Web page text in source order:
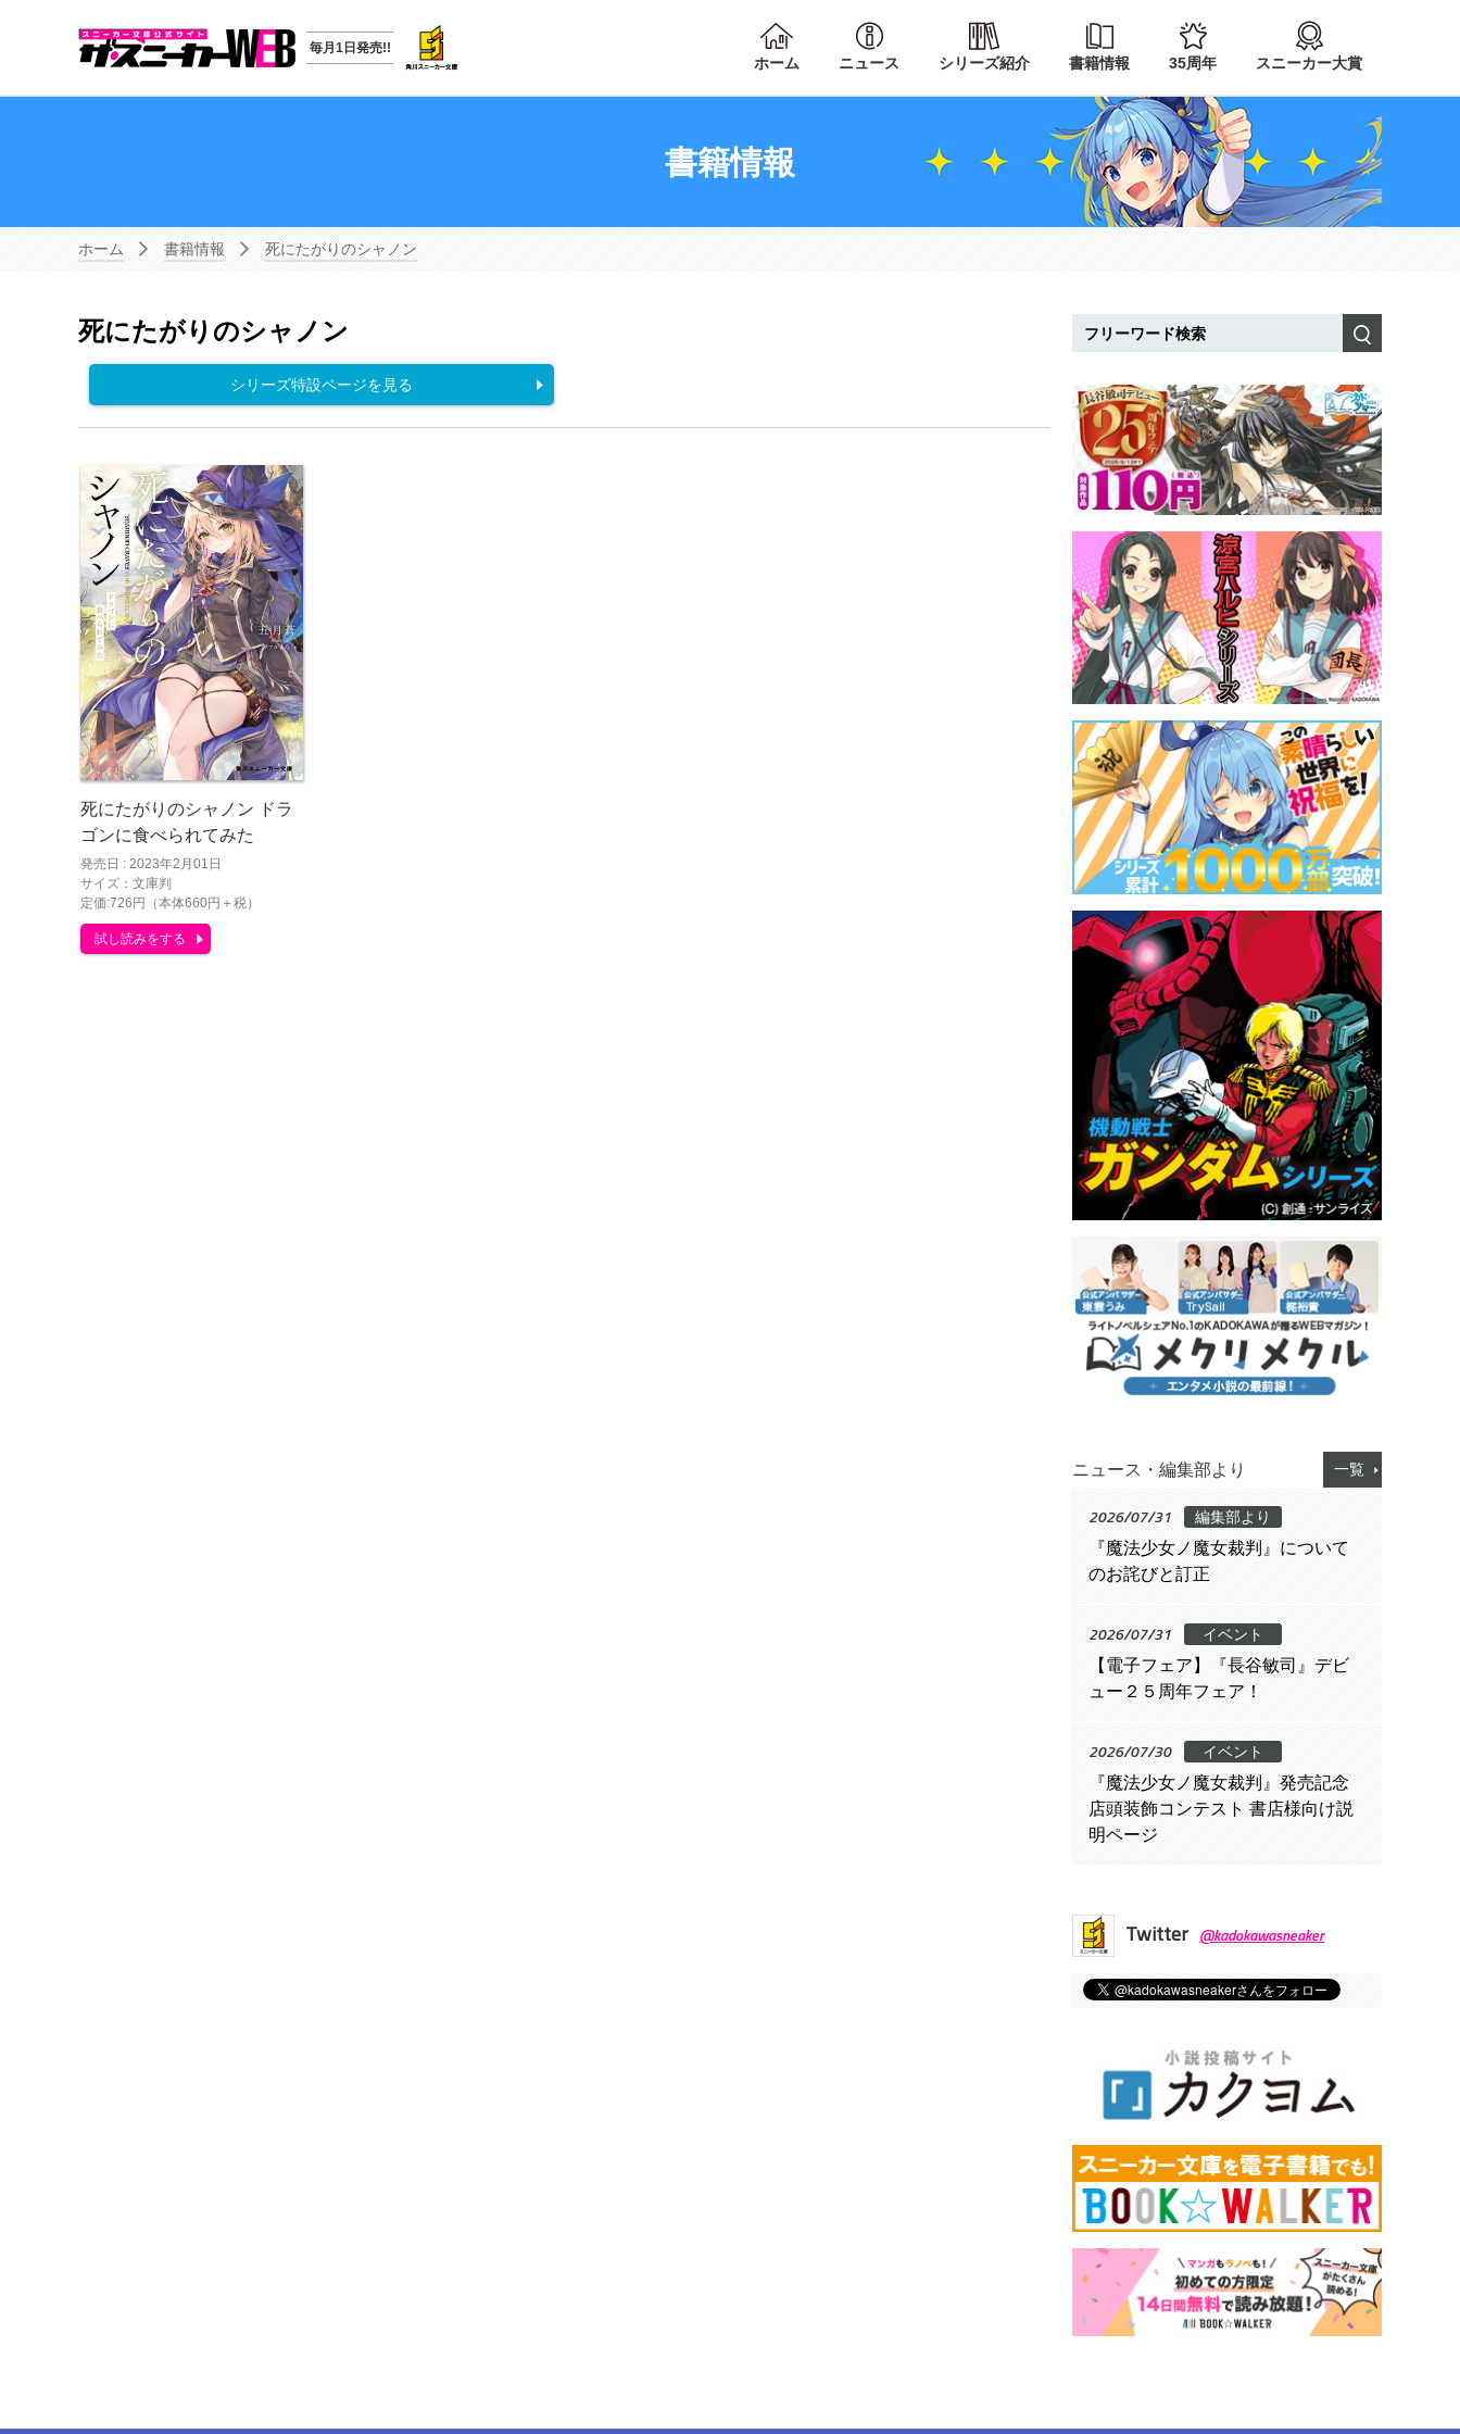
毎月1日発売!!
ホーム ニュース シリーズ紹介 書籍情報 35周年 スニーカー大賞
書籍情報
ホーム 書籍情報 死にたがりのシャノン
死にたがりのシャノン
シリーズ特設ページを見る
死にたがりのシャノン ドラ
ゴンに食べられてみた
発売日 : 2023年2月01日
サイズ：文庫判
定価:726円（本体660円＋税）
試し読みをする
ニュース・編集部より 一覧
2026/07/31 編集部より
『魔法少女ノ魔女裁判』について
のお詫びと訂正
2026/07/31 イベント
【電子フェア】『長谷敏司』デビ
ュー２５周年フェア！
2026/07/30 イベント
『魔法少女ノ魔女裁判』発売記念
店頭装飾コンテスト 書店様向け説
明ページ
Twitter @kadokawasneaker